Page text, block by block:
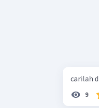
carilah
9